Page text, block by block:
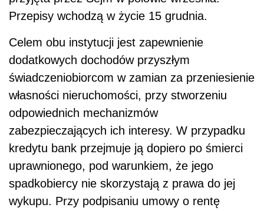
Przepisy wchodzą w życie 15 grudnia.
Celem obu instytucji jest zapewnienie
dodatkowych dochodów przyszłym
świadczeniobiorcom w zamian za przeniesienie
własności nieruchomości, przy stworzeniu
odpowiednich mechanizmów
zabezpieczających ich interesy. W przypadku
kredytu bank przejmuje ją dopiero po śmierci
uprawnionego, pod warunkiem, że jego
spadkobiercy nie skorzystają z prawa do jej
wykupu. Przy podpisaniu umowy o rentę